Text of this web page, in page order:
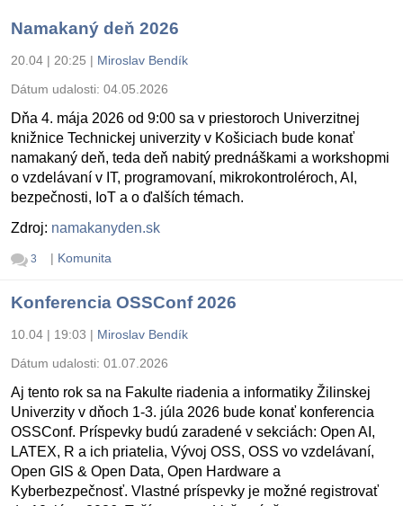
Namakaný deň 2026
20.04 | 20:25 | Miroslav Bendík
Dátum udalosti: 04.05.2026
Dňa 4. mája 2026 od 9:00 sa v priestoroch Univerzitnej
knižnice Technickej univerzity v Košiciach bude konať
namakaný deň, teda deň nabitý prednáškami a workshopmi
o vzdelávaní v IT, programovaní, mikrokontroléroch, AI,
bezpečnosti, IoT a o ďalších témach.
Zdroj: namakanyden.sk
3 | Komunita
Konferencia OSSConf 2026
10.04 | 19:03 | Miroslav Bendík
Dátum udalosti: 01.07.2026
Aj tento rok sa na Fakulte riadenia a informatiky Žilinskej
Univerzity v dňoch 1-3. júla 2026 bude konať konferencia
OSSConf. Príspevky budú zaradené v sekciách: Open AI,
LATEX, R a ich priatelia, Vývoj OSS, OSS vo vzdelávaní,
Open GIS & Open Data, Open Hardware a
Kyberbezpečnosť. Vlastné príspevky je možné registrovať